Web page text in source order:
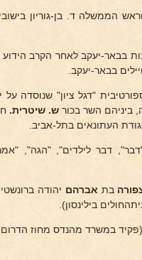
וראש הממשלה ד. בן-גוריון
בבאר-יעקב.
"דגל ציון" שנוסדה
ביניהם השר בכור ש. שיטרית.
העתונאים בתל-אביב.
דבר לילדים", "הגה",
בת אברהם יהודה
בילינסון).
(פקיד במשרד מהנדס מחוז הדרום